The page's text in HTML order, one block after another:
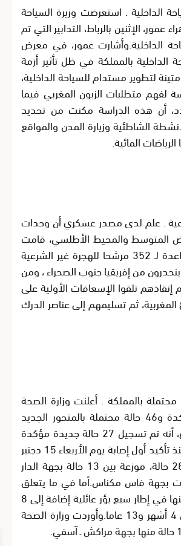
الداخلية . استعرضت وزيرة السياحة
الإثنين بالرباط، التدابير التي تم
الداخلية.وأشارت عمور، في معرض
بالمملكة في ظل تأثير أزمة
لتطوير مستدام للسياحة الداخلية،
لفهم متطلبات الزبون المغربي فيما
أن هذه الدراسة مكنت من تحديد
الشاطئية وزيارة المدن والمواقع
المائية.
مرشحا للهجرة غير الشرعية . علم لدى مصدر عسكري أن وحدات
المتوسط والمحيط الأطلسي، قامت
خلال الفترة الممتدة من 18 إلى 21 دجنبر الجاري بتقديم المساعدة لـ 352 مرشحا للهجرة غير الشرعية
من إفريقيا جنوب الصحراء ، ومن
تلقوا الإسعافات الأولية على
ثم تسليمهم إلى عناصر الدرك
تسجيل 28 حالة إصابة مؤكدة و46 حالة محتملة بالمملكة . أعلنت وزارة الصحة
والحماية الاجتماعية، أمس الثلاثاء، تسجيل 28 حالة إصابة مؤكدة و46 حالة محتملة بالمتحور الجديد
لفيروس كورونا المستجد “أوميكرون”.وأوضحت الوزارة، في بلاغ، أنه تم تسجيل 27 حالة جديدة مؤكدة
بالمتحور الجديد “أوميكرون” لفيروس السارس- كوف-2، وذلك منذ تأكيد أول إصابة يوم الأربعاء 15 دجنبر
2021، ليصبح العدد الإجمالي للحالات المؤكدة بهذا المتحور 28 حالة، موزعة بين 13 حالة بجهة الدار
وأربع حالات بجهة فاس مكناس.أما في ما يتعلق
بطبيعة هذه الحالات المؤكدة، تبرز الوزارة، فقد تم تسجيل 20 منها في إطار سبع بؤر عائلية إضافة إلى 8
حالات معزولة. وقد همت 5 منها أطفالا تتراوح أعمارهم ما بين 4 أشهر و13 عاما.وأوردت وزارة الصحة